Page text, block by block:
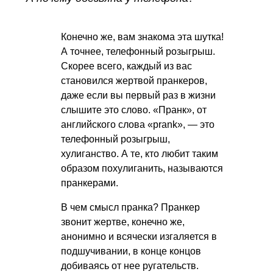
Конечно же, вам знакома эта шутка!
А точнее, телефонный розыгрыш.
Скорее всего, каждый из вас
становился жертвой пранкеров,
даже если вы первый раз в жизни
слышите это слово. «Пранк», от
английского слова «prank», — это
телефонный розыгрыш,
хулиганство. А те, кто любит таким
образом похулиганить, называются
пранкерами.
В чем смысл пранка? Пранкер
звонит жертве, конечно же,
анонимно и всячески изгаляется в
подшучивании, в конце концов
добиваясь от нее ругательств.